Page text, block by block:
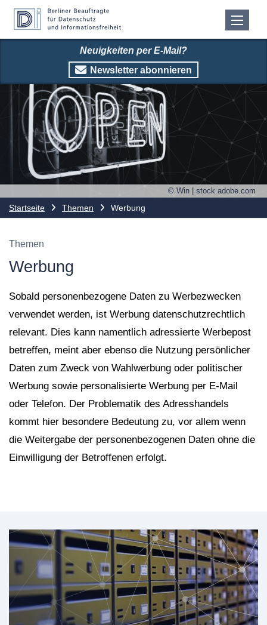
Neuigkeiten per E-Mail?
Newsletter abonnieren
© Win | stock.adobe.com
Startseite Themen Werbung
Themen
Werbung
Sobald personenbezogene Daten zu Werbezwecken
verwendet werden, ist Werbung datenschutzrechtlich
relevant. Dies kann namentlich adressierte Werbepost
betreffen, meint aber ebenso die Nutzung persönlicher
Daten zum Zweck von Wahlwerbung oder politischer
Werbung sowie personalisierte Werbung per E-Mail
oder Telefon. Der Problematik des Adresshandels
kommt hier besondere Bedeutung zu, vor allem wenn
die Weitergabe der personenbezogenen Daten ohne die
Einwilligung der Betroffenen erfolgt.